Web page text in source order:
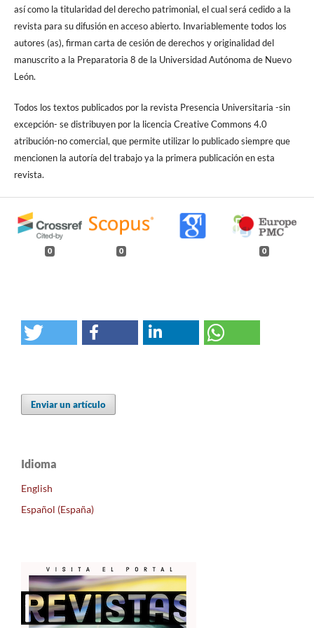
así como la titularidad del derecho patrimonial, el cual será cedido a la
revista para su difusión en acceso abierto. Invariablemente todos los
autores (as), firman carta de cesión de derechos y originalidad del
manuscrito a la Preparatoria 8 de la Universidad Autónoma de Nuevo
León.
Todos los textos publicados por la revista Presencia Universitaria -sin
excepción- se distribuyen por la licencia Creative Commons 4.0
atribución-no comercial, que permite utilizar lo publicado siempre que
mencionen la autoría del trabajo ya la primera publicación en esta
revista.
0 0 0
Enviar un artículo
Idioma
English
Español (España)